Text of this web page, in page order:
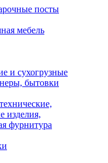
посты
мебель
и сухогрузные
бытовки
изделия,
фурнитура